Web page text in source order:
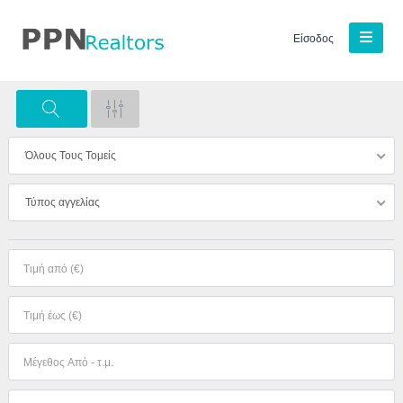
Είσοδος
Όλους Τους Τομείς
Τύπος αγγελίας